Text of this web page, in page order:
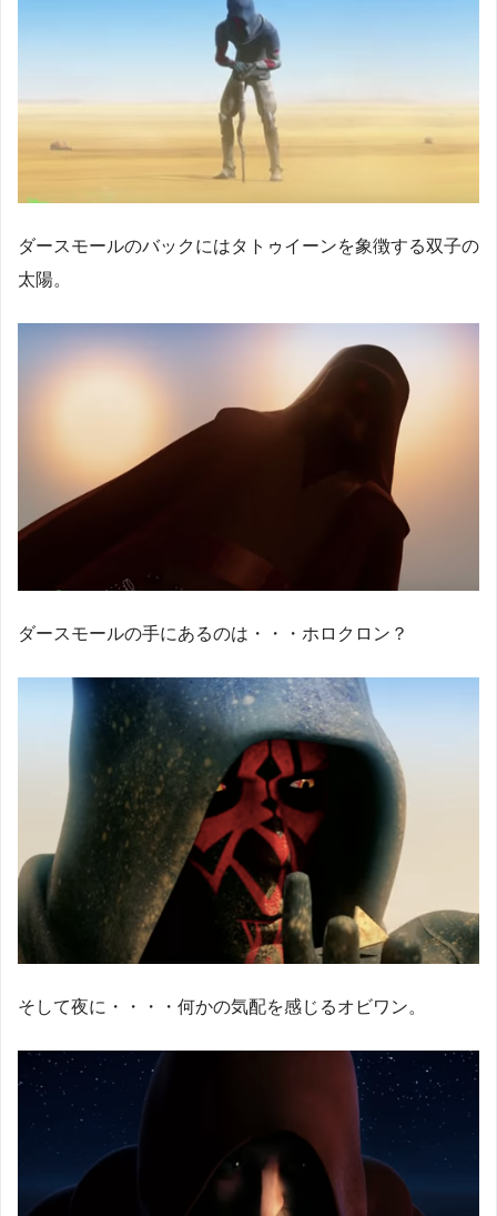
ダースモールのバックにはタトゥイーンを象徴する双子の
太陽。
ダースモールの手にあるのは・・・ホロクロン？
そして夜に・・・・何かの気配を感じるオビワン。